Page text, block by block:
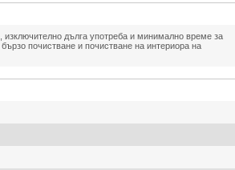
дълга употреба и минимално време за
почистване и почистване на интериора на